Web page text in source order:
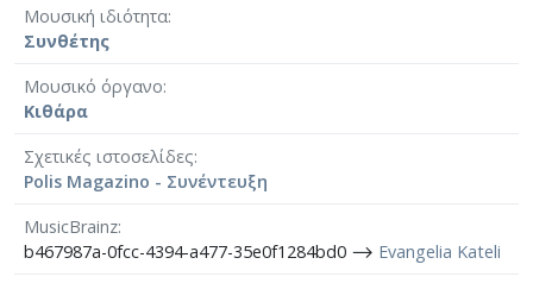
Μουσική ιδιότητα
Συνθέτης
Μουσικό όργανο
Κιθάρα
Σχετικές ιστοσελίδες
Polis Magazino - Συνέντευξη
MusicBrainz
b467987a-0fcc-4394-a477-35e0f1284bd0 ⟶ Evangelia Kateli